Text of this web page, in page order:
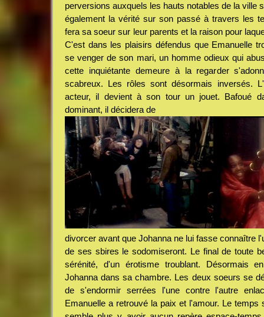
perversions auxquels les hauts notables de la ville
également la vérité sur son passé à travers les
fera sa soeur sur leur parents et la raison pour
C'est dans les plaisirs défendus que Emanuelle
se venger de son mari, un homme odieux qui
cette inquiétante demeure à la regarder
scabreux. Les rôles sont désormais inversés.
acteur, il devient à son tour un jouet. Bafoué
dominant, il décidera de
divorcer avant que Johanna ne lui fasse connaître
de ses sbires le sodomiseront. Le final de toute
sérénité, d'un érotisme troublant. Désormais
Johanna dans sa chambre. Les deux soeurs se
de s'endormir serrées l'une contre l'autre
Emanuelle a retrouvé la paix et l'amour. Le temps